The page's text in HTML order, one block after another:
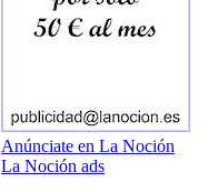
Anúnciate en La Noción
La Noción ads